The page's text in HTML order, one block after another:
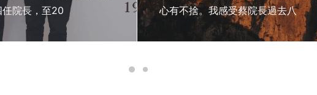
院長，至20
心有不捨。我感受蔡院長過去八